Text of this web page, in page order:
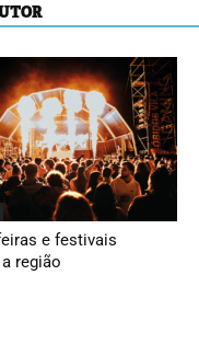
e festivais
região